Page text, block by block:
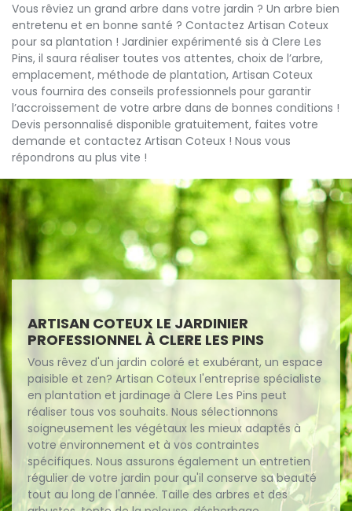
Vous rêviez un grand arbre dans votre jardin ? Un arbre bien
entretenu et en bonne santé ? Contactez Artisan Coteux
pour sa plantation ! Jardinier expérimenté sis à Clere Les
Pins, il saura réaliser toutes vos attentes, choix de l’arbre,
emplacement, méthode de plantation, Artisan Coteux
vous fournira des conseils professionnels pour garantir
l’accroissement de votre arbre dans de bonnes conditions !
Devis personnalisé disponible gratuitement, faites votre
demande et contactez Artisan Coteux ! Nous vous
répondrons au plus vite !
ARTISAN COTEUX LE JARDINIER
PROFESSIONNEL À CLERE LES PINS
Vous rêvez d'un jardin coloré et exubérant, un espace
paisible et zen? Artisan Coteux l'entreprise spécialiste
en plantation et jardinage à Clere Les Pins peut
réaliser tous vos souhaits. Nous sélectionnons
soigneusement les végétaux les mieux adaptés à
votre environnement et à vos contraintes
spécifiques. Nous assurons également un entretien
régulier de votre jardin pour qu'il conserve sa beauté
tout au long de l'année. Taille des arbres et des